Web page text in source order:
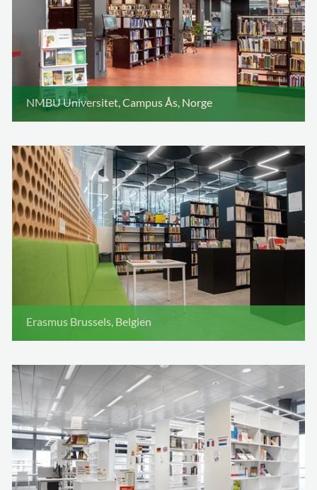
NMBU Universitet, Campus Ås, Norge
Erasmus Brussels, Belgien